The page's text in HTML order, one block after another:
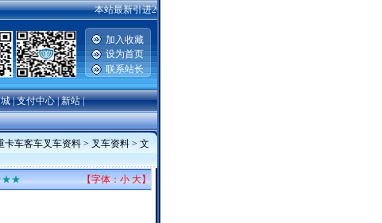
本站最新引进2007-2008款一汽丰田威驰，卡罗拉，普锐斯，广州丰田
加入收藏
设为首页
联系站长
|支付中心|新站|
卡车客车叉车资料 > 叉车资料 > 文
【字体：小 大】